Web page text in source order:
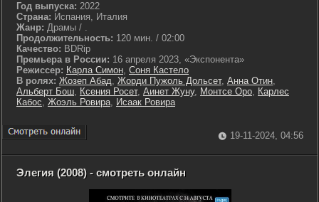
Год выпуска: 2022
Страна: Испания, Италия
Жанр: Драмы / .
Продолжительность: 120 мин. / 02:00
Качество: BDRip
Премьера в России: 16 апреля 2023, «Экспонента»
Режиссер: Карла Симон, Соня Кастело
В ролях: Жозеп Абад, Жорди Пужоль Дольсет, Анна Отин,
Альберт Бош, Ксения Росет, Аинет Жуну, Монтсе Оро, Карлес
Кабос, Жоэль Ровира, Исаак Ровира
19-11-2024, 04:56
Элегия (2008) - смотреть онлайн